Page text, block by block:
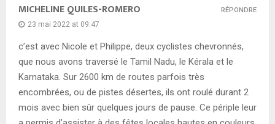
MICHELINE QUILES-ROMERO
23 mai 2022 at 09:47
c’est avec Nicole et Philippe, deux cyclistes chevronnés,
que nous avons traversé le Tamil Nadu, le Kérala et le
Karnataka. Sur 2600 km de routes parfois très
encombrées, ou de pistes désertes, ils ont roulé durant 2
mois avec bien sûr quelques jours de pause. Ce périple leur
RÉPONDRE